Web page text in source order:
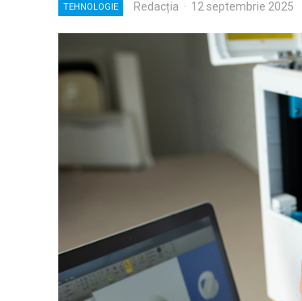
TEHNOLOGIE Redacția · 12 septembrie 2025